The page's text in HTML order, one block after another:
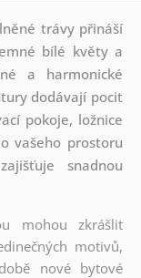
trávy přináší
bílé květy a
a harmonické
dodávají pocit
pokoje, ložnice
vašeho prostoru
snadnou
mohou zkrášlit
motivů,
nové bytové